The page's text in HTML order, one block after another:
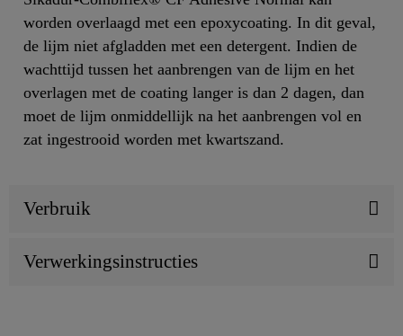
worden overlaagd met een epoxycoating. In dit geval,
de lijm niet afgladden met een detergent. Indien de
wachttijd tussen het aanbrengen van de lijm en het
overlagen met de coating langer is dan 2 dagen, dan
moet de lijm onmiddellijk na het aanbrengen vol en
zat ingestrooid worden met kwartszand.
Verbruik
Verwerkingsinstructies